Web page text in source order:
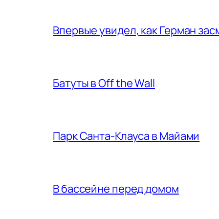
Впервые увидел, как Герман
Батуты в Off the Wall
Парк Санта-Клауса в Майами
В бассейне перед домом